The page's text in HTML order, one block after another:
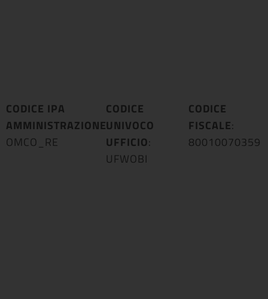
CODICE IPA
AMMINISTRAZIONE:
OMCO_RE
CODICE
UNIVOCO
UFFICIO:
UFWOBI
CODICE
FISCALE:
80010070359